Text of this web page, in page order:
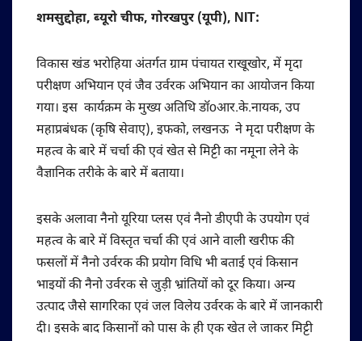
शमसुद्दोहा, ब्यूरो चीफ, गोरखपुर (यूपी), NIT:
विकास खंड भरोहिया अंतर्गत ग्राम पंचायत राखूखोर, में मृदा
परीक्षण अभियान एवं जैव उर्वरक अभियान का आयोजन किया
गया। इस कार्यक्रम के मुख्य अतिथि डॉoआर.के.नायक, उप
महाप्रबंधक (कृषि सेवाए), इफको, लखनऊ ने मृदा परीक्षण के
महत्व के बारे में चर्चा की एवं खेत से मिट्टी का नमूना लेने के
वैज्ञानिक तरीके के बारे में बताया।
इसके अलावा नैनो यूरिया प्लस एवं नैनो डीएपी के उपयोग एवं
महत्व के बारे में विस्तृत चर्चा की एवं आने वाली खरीफ की
फसलों में नैनो उर्वरक की प्रयोग विधि भी बताई एवं किसान
भाइयों की नैनो उर्वरक से जुड़ी भ्रांतियों को दूर किया। अन्य
उत्पाद जैसे सागरिका एवं जल विलेय उर्वरक के बारे में जानकारी
दी। इसके बाद किसानों को पास के ही एक खेत ले जाकर मिट्टी